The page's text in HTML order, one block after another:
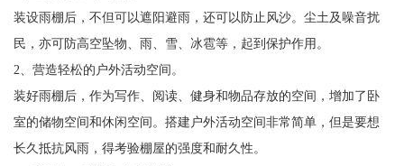
装设雨棚后，不但可以遮阳避雨，还可以防止风沙。尘土及噪音扰
民，亦可防高空坠物、雨、雪、冰雹等，起到保护作用。
2、营造轻松的户外活动空间。
装好雨棚后，作为写作、阅读、健身和物品存放的空间，增加了卧
室的储物空间和休闲空间。搭建户外活动空间非常简单，但是要想
长久抵抗风雨，得考验棚屋的强度和耐久性。